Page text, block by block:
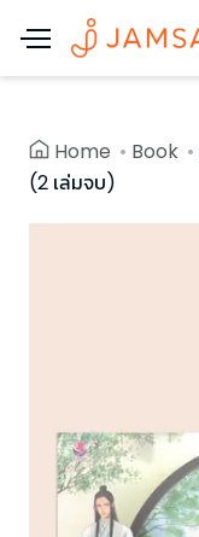
Home Book
(2 เล่มจบ)